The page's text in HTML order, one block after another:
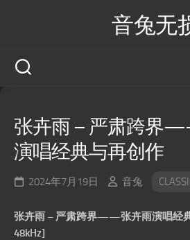
音兔无
张卉雨 – 严肃跨界
演唱经典与再创作
2024年7月19日 音兔
张卉雨 – 严肃跨界——张卉雨演唱经
48kHz]